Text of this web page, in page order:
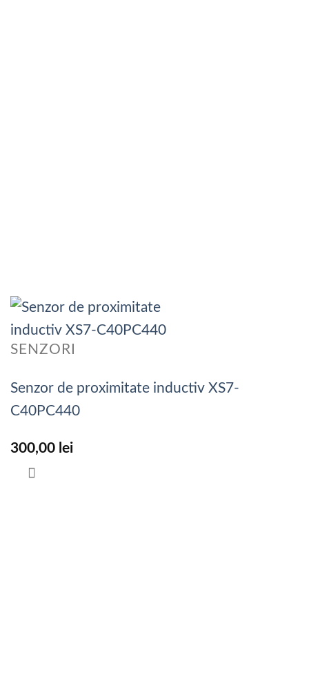
SENZORI
Senzor de proximitate inductiv XS7-
C40PC440
300,00 lei